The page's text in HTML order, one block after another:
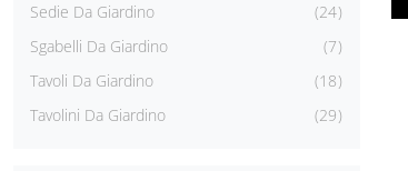
Sedie Da Giardino
24
Sgabelli Da Giardino
7
Tavoli Da Giardino
18
Tavolini Da Giardino
29